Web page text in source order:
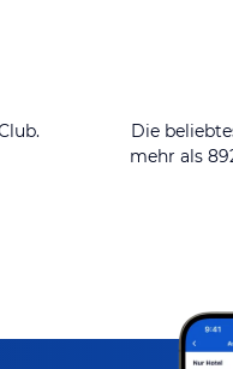
Die
mehr als